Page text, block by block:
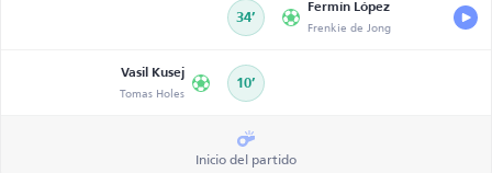
34’
Fermín López
Frenkie de Jong
Vasil Kusej
Tomas Holes 10’
Inicio del partido